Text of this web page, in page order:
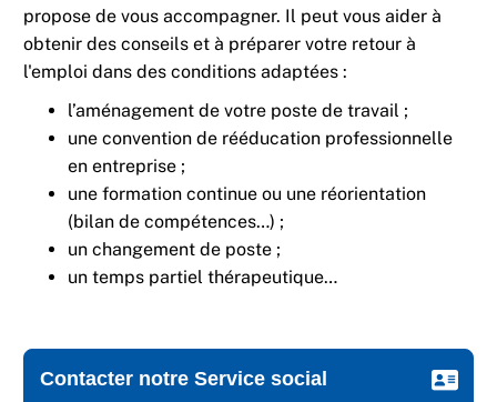
propose de vous accompagner. Il peut vous aider à
obtenir des conseils et à préparer votre retour à
l'emploi dans des conditions adaptées :
l’aménagement de votre poste de travail ;
une convention de rééducation professionnelle
en entreprise ;
une formation continue ou une réorientation
(bilan de compétences…) ;
un changement de poste ;
un temps partiel thérapeutique…
Contacter notre Service social